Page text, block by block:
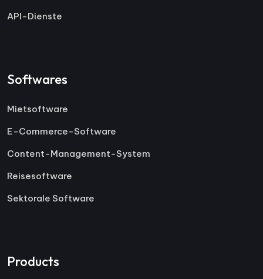
API-Dienste
Softwares
Mietsoftware
E-Commerce-Software
Content-Management-System
Reisesoftware
Sektorale Software
Products